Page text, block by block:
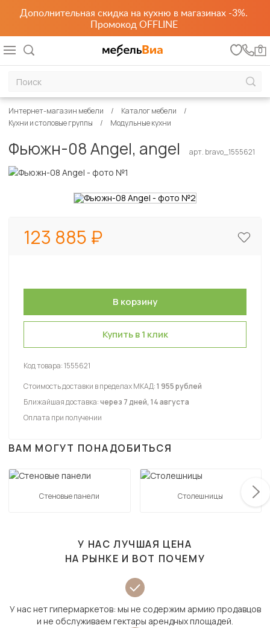
Дополнительная скидка на кухню в магазинах -3%.
Промокод OFFLINE
0
Интернет-магазин мебели
Каталог мебели
Кухни и столовые группы
Модульные кухни
Фьюжн-08 Angel, angel арт. bravo_1555621
123 885
Купить в 1 клик
Код товара:1555621
Стоимость доставки в пределах МКАД:1 955 рублей
Ближайшая доставка:через 7 дней, 14 августа
Оплата при получении
ВАМ МОГУТ ПОНАДОБИТЬСЯ
Стеновые панели Столешницы
У НАС ЛУЧШАЯ ЦЕНА
НА РЫНКЕ И ВОТ ПОЧЕМУ
У нас нет гипермаркетов: мы не содержим армию продавцов
и не обслуживаем гектары арендных площадей.